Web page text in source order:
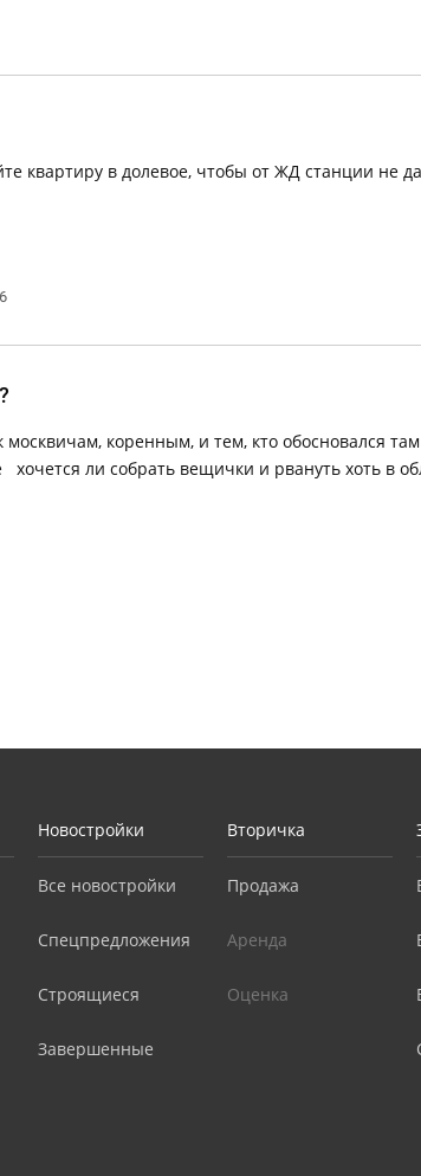
квартиру в долевое, чтобы от ЖД станции не
коренным, и тем, кто обосновался
ли собрать вещички и рвануть хоть в
Новостройки
Все новостройки
Спецпредложения
Строящиеся
Завершенные
Вторичка
Продажа
Аренда
Оценка